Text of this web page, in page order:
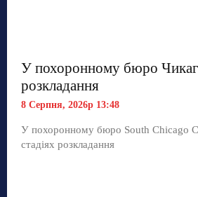
У похоронному бюро
розкладання
8 Серпня, 2026р 13:48
У похоронному бюро South Chicago
стадіях розкладання